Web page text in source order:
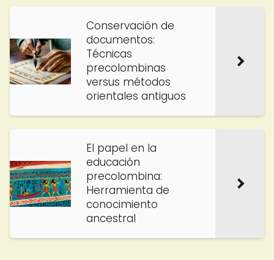
Conservación de
documentos:
Técnicas
precolombinas
versus métodos
orientales antiguos
El papel en la
educación
precolombina:
Herramienta de
conocimiento
ancestral